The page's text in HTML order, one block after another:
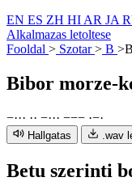
EN ES ZH HI AR JA
Alkalmazas letoltese
Fooldal > Szotar> B >
Bibor morze-
−··· ·· −··· −−− ·−·
Hallgatas .wav
Betu szerinti